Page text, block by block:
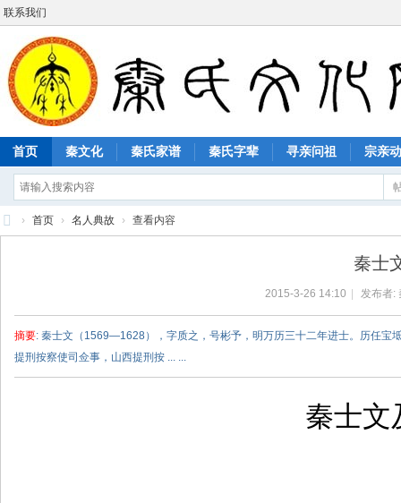
联系我们
首页 秦文化 秦氏家谱 秦氏字辈 寻亲问祖 宗亲
› 首页 › 名人典故 › 查看内容
秦士
2015-3-26 14:10 发布者:
摘要: 秦士文（1569—1628），字质之，号彬予，明万历三十二年进士。历任宝
提刑按察使司佥事，山西提刑按 ... ...
秦士文